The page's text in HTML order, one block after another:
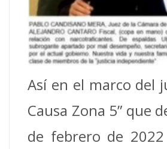
Así en el marco del
Causa Zona 5” que
de febrero de